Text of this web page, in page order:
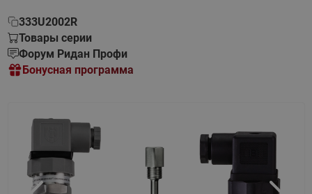
333U2002R
Товары серии
Форум Ридан Профи
Бонусная программа